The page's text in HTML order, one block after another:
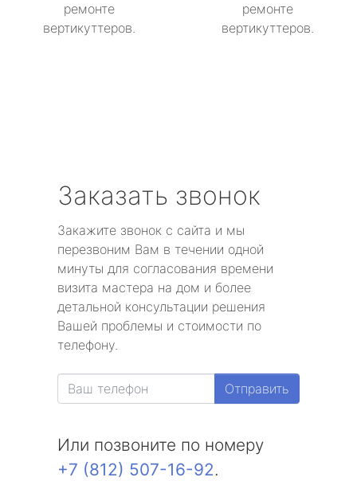
ремонте
вертикуттеров.
ремонте
вертикуттеров.
Заказать звонок
Закажите звонок с сайта и мы
перезвоним Вам в течении одной
минуты для согласования времени
визита мастера на дом и более
детальной консультации решения
Вашей проблемы и стоимости по
телефону.
Отправить
Или позвоните по номеру
+7 (812) 507-16-92.